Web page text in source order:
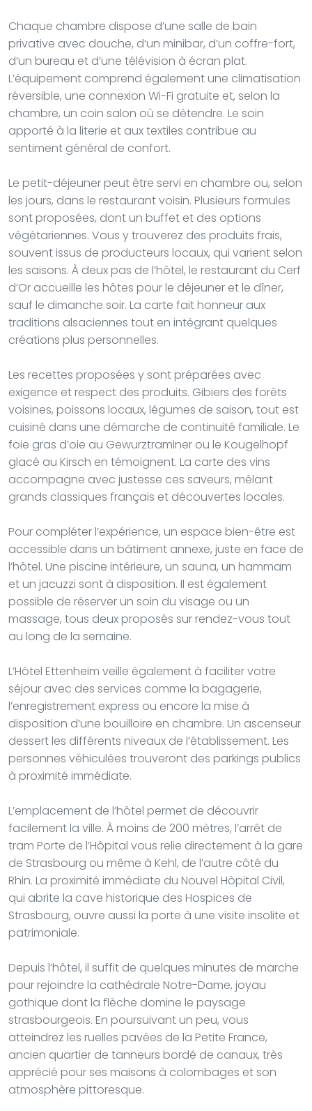
Chaque chambre dispose d’une salle de bain
privative avec douche, d’un minibar, d’un coffre-fort,
d’un bureau et d’une télévision à écran plat.
L’équipement comprend également une climatisation
réversible, une connexion Wi-Fi gratuite et, selon la
chambre, un coin salon où se détendre. Le soin
apporté à la literie et aux textiles contribue au
sentiment général de confort.
Le petit-déjeuner peut être servi en chambre ou, selon
les jours, dans le restaurant voisin. Plusieurs formules
sont proposées, dont un buffet et des options
végétariennes. Vous y trouverez des produits frais,
souvent issus de producteurs locaux, qui varient selon
les saisons. À deux pas de l’hôtel, le restaurant du Cerf
d’Or accueille les hôtes pour le déjeuner et le dîner,
sauf le dimanche soir. La carte fait honneur aux
traditions alsaciennes tout en intégrant quelques
créations plus personnelles.
Les recettes proposées y sont préparées avec
exigence et respect des produits. Gibiers des forêts
voisines, poissons locaux, légumes de saison, tout est
cuisiné dans une démarche de continuité familiale. Le
foie gras d’oie au Gewurztraminer ou le Kougelhopf
glacé au Kirsch en témoignent. La carte des vins
accompagne avec justesse ces saveurs, mêlant
grands classiques français et découvertes locales.
Pour compléter l’expérience, un espace bien-être est
accessible dans un bâtiment annexe, juste en face de
l’hôtel. Une piscine intérieure, un sauna, un hammam
et un jacuzzi sont à disposition. Il est également
possible de réserver un soin du visage ou un
massage, tous deux proposés sur rendez-vous tout
au long de la semaine.
L’Hôtel Ettenheim veille également à faciliter votre
séjour avec des services comme la bagagerie,
l’enregistrement express ou encore la mise à
disposition d’une bouilloire en chambre. Un ascenseur
dessert les différents niveaux de l’établissement. Les
personnes véhiculées trouveront des parkings publics
à proximité immédiate.
L’emplacement de l’hôtel permet de découvrir
facilement la ville. À moins de 200 mètres, l’arrêt de
tram Porte de l’Hôpital vous relie directement à la gare
de Strasbourg ou même à Kehl, de l’autre côté du
Rhin. La proximité immédiate du Nouvel Hôpital Civil,
qui abrite la cave historique des Hospices de
Strasbourg, ouvre aussi la porte à une visite insolite et
patrimoniale.
Depuis l’hôtel, il suffit de quelques minutes de marche
pour rejoindre la cathédrale Notre-Dame, joyau
gothique dont la flèche domine le paysage
strasbourgeois. En poursuivant un peu, vous
atteindrez les ruelles pavées de la Petite France,
ancien quartier de tanneurs bordé de canaux, très
apprécié pour ses maisons à colombages et son
atmosphère pittoresque.